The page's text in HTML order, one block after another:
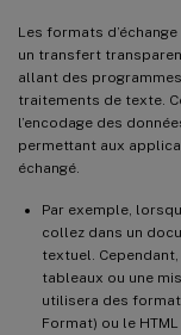
Les formats
un transfert
allant des
traitements de texte.
l’encodage des
permettant aux
échangé.
Par exemple,
collez dans un
textuel.
tableaux ou une
utilisera des
Format) ou le